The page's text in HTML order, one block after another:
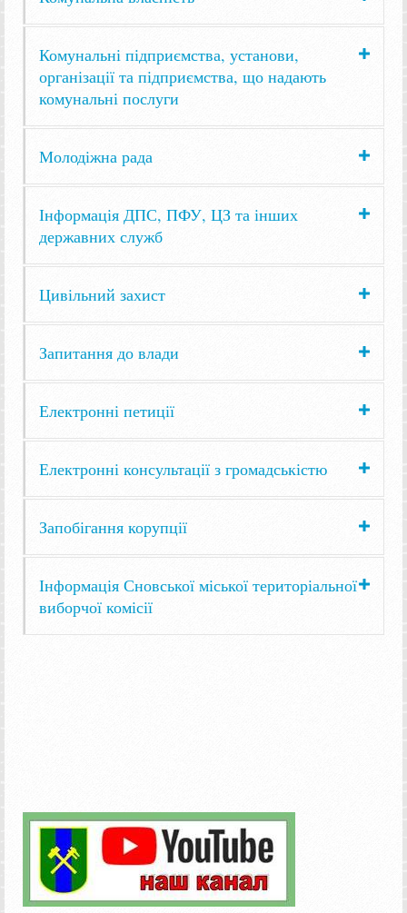
Комунальні підприємства, установи,
організації та підприємства, що надають
комунальні послуги
Молодіжна рада
Інформація ДПС, ПФУ, ЦЗ та інших
державних служб
Цивільний захист
Запитання до влади
Електронні петиції
Електронні консультації з громадськістю
Запобігання корупції
Інформація Сновської міської територіальної
виборчої комісії